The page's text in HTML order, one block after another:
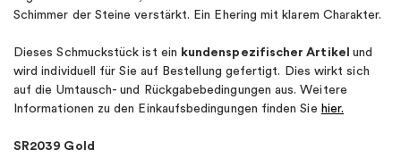
Schimmer der Steine ​​verstärkt. Ein Ehering mit klarem Charakter.
Dieses Schmuckstück ist ein kundenspezifischer Artikel und
wird individuell für Sie auf Bestellung gefertigt. Dies wirkt sich
auf die Umtausch- und Rückgabebedingungen aus. Weitere
Informationen zu den Einkaufsbedingungen finden Sie hier.
SR2039 Gold